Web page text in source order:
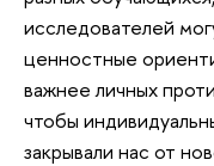
исследователей
ценностные
важнее личных
чтобы
закрывали нас от